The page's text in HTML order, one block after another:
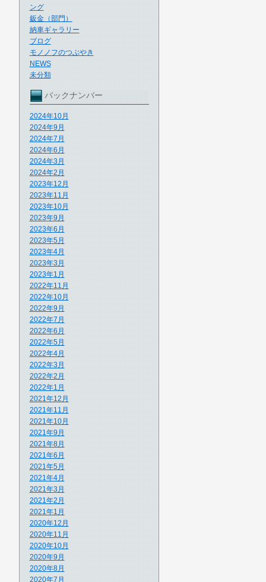
ング
鈑金（部門）
納車ギャラリー
ブログ
モノノフのつぶやき
NEWS
未分類
バックナンバー
2024年10月
2024年9月
2024年7月
2024年6月
2024年3月
2024年2月
2023年12月
2023年11月
2023年10月
2023年9月
2023年6月
2023年5月
2023年4月
2023年3月
2023年1月
2022年11月
2022年10月
2022年9月
2022年7月
2022年6月
2022年5月
2022年4月
2022年3月
2022年2月
2022年1月
2021年12月
2021年11月
2021年10月
2021年9月
2021年8月
2021年6月
2021年5月
2021年4月
2021年3月
2021年2月
2021年1月
2020年12月
2020年11月
2020年10月
2020年9月
2020年8月
2020年7月